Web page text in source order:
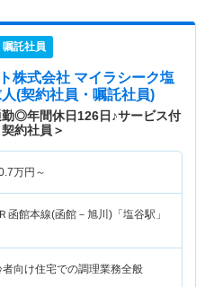
託社員
株式会社 マイラシーク塩
(契約社員・嘱託社員)
勤◎年間休日126日♪サービス付
約社員＞
万円～
函館本線(函館－旭川)「塩谷駅」
向け住宅での調理業務全般